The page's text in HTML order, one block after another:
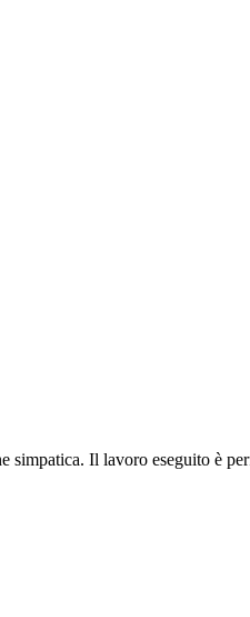
simpatica. Il lavoro eseguito è